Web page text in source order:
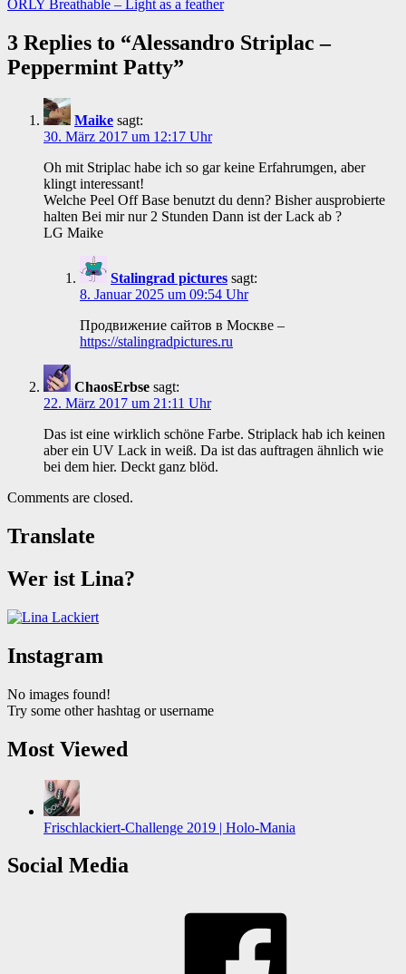
ORLY Breathable – Light as a feather
3 Replies to “Alessandro Striplac –
Peppermint Patty”
Maike sagt:
30. März 2017 um 12:17 Uhr
Oh mit Striplac habe ich so gar keine Erfahrumgen, aber
klingt interessant!
Welche Peel Off Base benutzt du denn? Bisher ausprobierte
halten Bei mir nur 2 Stunden Dann ist der Lack ab ?
LG Maike
Stalingrad pictures sagt:
8. Januar 2025 um 09:54 Uhr
Продвижение сайтов в Москве –
https://stalingradpictures.ru
ChaosErbse sagt:
22. März 2017 um 21:11 Uhr
Das ist eine wirklich schöne Farbe. Striplack hab ich keinen
aber ein UV Lack in weiß. Da ist das auftragen ähnlich wie
bei dem hier. Deckt ganz blöd.
Comments are closed.
Translate
Wer ist Lina?
Instagram
No images found!
Try some other hashtag or username
Most Viewed
Frischlackiert-Challenge 2019 | Holo-Mania
Social Media